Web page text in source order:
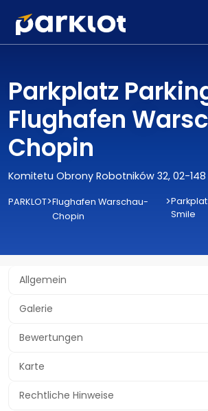
Parkplatz
Flughafen
Chopin
Komitetu Obrony Robotników 32, 02-
PARKLOT>Flughafen Warschau-
Chopin
>
Smile
Allgemein
Galerie
Bewertungen
Karte
Rechtliche Hinweise